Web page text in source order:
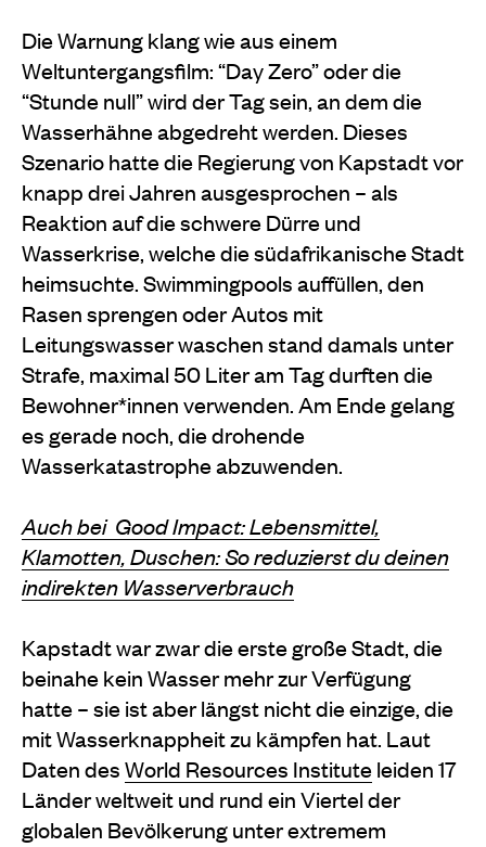
Die Warnung klang wie aus einem
Weltuntergangsfilm: “Day Zero” oder die
“Stunde null” wird der Tag sein, an dem die
Wasserhähne abgedreht werden. Dieses
Szenario hatte die Regierung von Kapstadt vor
knapp drei Jahren ausgesprochen – als
Reaktion auf die schwere Dürre und
Wasserkrise, welche die südafrikanische Stadt
heimsuchte. Swimmingpools auffüllen, den
Rasen sprengen oder Autos mit
Leitungswasser waschen stand damals unter
Strafe, maximal 50 Liter am Tag durften die
Bewohner*innen verwenden. Am Ende gelang
es gerade noch, die drohende
Wasserkatastrophe abzuwenden.
Auch bei Good Impact: Lebensmittel,
Klamotten, Duschen: So reduzierst du deinen
indirekten Wasserverbrauch
Kapstadt war zwar die erste große Stadt, die
beinahe kein Wasser mehr zur Verfügung
hatte – sie ist aber längst nicht die einzige, die
mit Wasserknappheit zu kämpfen hat. Laut
Daten desWorld Resources Instituteleiden 17
Länder weltweit und rund ein Viertel der
globalen Bevölkerung unter extremem